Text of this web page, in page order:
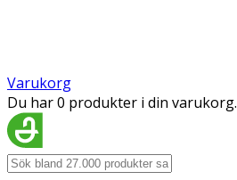
Varukorg
Du har 0 produkter i din varukorg.